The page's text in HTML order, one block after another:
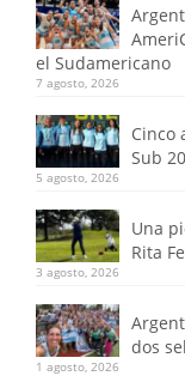
el Sudamericano
7 agosto, 2026
Cinco
Sub
5 agosto, 2026
Una
Rita
3 agosto, 2026
dos
1 agosto, 2026